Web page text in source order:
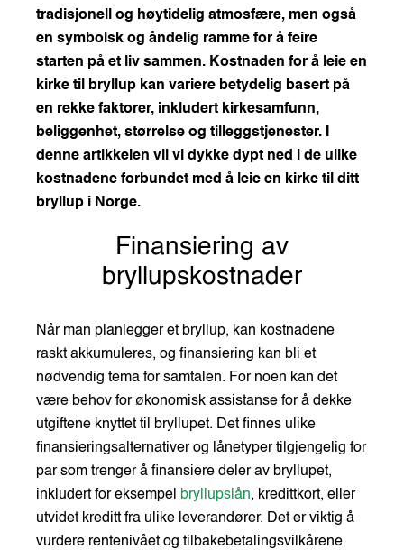
tradisjonell og høytidelig atmosfære, men også
en symbolsk og åndelig ramme for å feire
starten på et liv sammen. Kostnaden for å leie en
kirke til bryllup kan variere betydelig basert på
en rekke faktorer, inkludert kirkesamfunn,
beliggenhet, størrelse og tilleggstjenester. I
denne artikkelen vil vi dykke dypt ned i de ulike
kostnadene forbundet med å leie en kirke til ditt
bryllup i Norge.
Finansiering av
bryllupskostnader
Når man planlegger et bryllup, kan kostnadene
raskt akkumuleres, og finansiering kan bli et
nødvendig tema for samtalen. For noen kan det
være behov for økonomisk assistanse for å dekke
utgiftene knyttet til bryllupet. Det finnes ulike
finansieringsalternativer og lånetyper tilgjengelig for
par som trenger å finansiere deler av bryllupet,
inkludert for eksempel
bryllupslån, kredittkort, eller
utvidet kreditt fra ulike leverandører. Det er viktig å
vurdere rentenivået og tilbakebetalingsvilkårene